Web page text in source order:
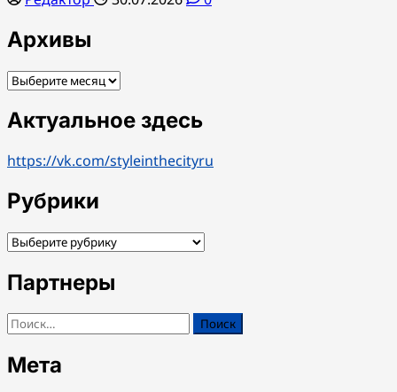
Архивы
Архивы
Актуальное здесь
https://vk.com/styleinthecityru
Рубрики
Рубрики
Партнеры
Найти:
Мета